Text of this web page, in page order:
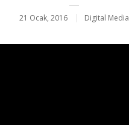
21 Ocak, 2016 Digital Media